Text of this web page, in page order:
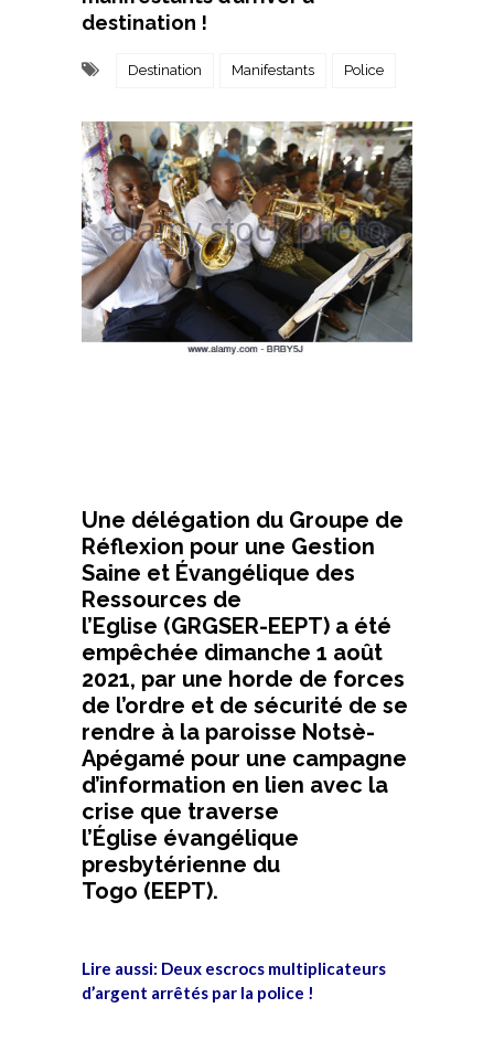
destination !
Destination Manifestants Police
Une délégation du Groupe de
Réflexion pour une Gestion
Saine et Évangélique des
Ressources de
l’Eglise (GRGSER-EEPT) a été
empêchée dimanche 1 août
2021, par une horde de forces
de l’ordre et de sécurité de se
rendre à la paroisse Notsè-
Apégamé pour une campagne
d’information en lien avec la
crise que traverse
l’Église évangélique
presbytérienne du
Togo (EEPT).
Lire aussi: Deux escrocs multiplicateurs
d’argent arrêtés par la police !